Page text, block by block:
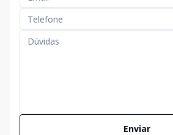
Enviar